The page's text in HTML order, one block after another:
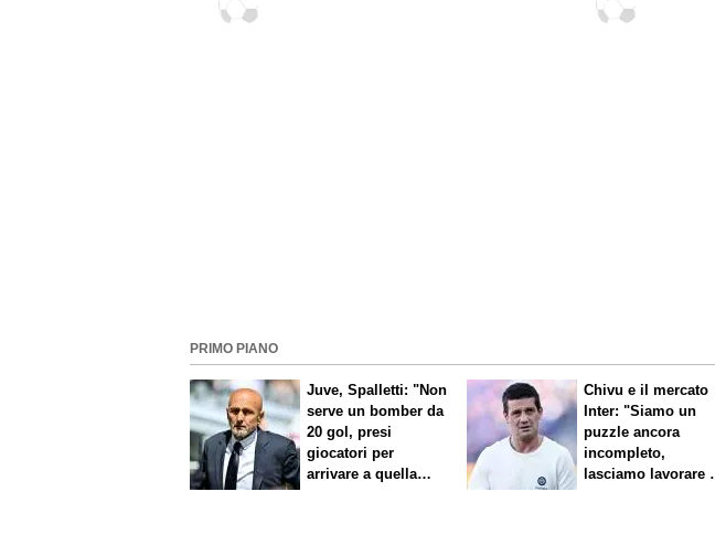
PRIMO PIANO
Juve, Spalletti: "Non
serve un bomber da
20 gol, presi
giocatori per
arrivare a quella
Chivu e il mercato
Inter: "Siamo un
puzzle ancora
incompleto,
lasciamo lavorare i